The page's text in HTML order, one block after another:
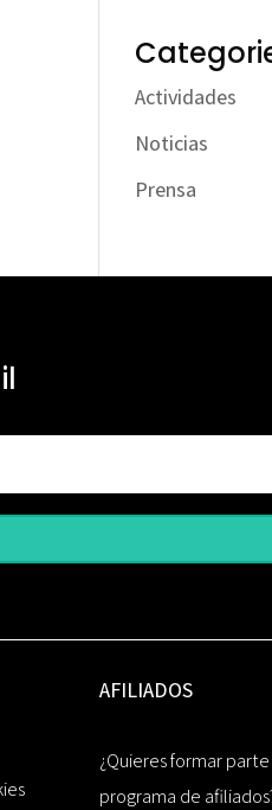
Actividades
Noticias
Prensa
AFILIADOS
¿Quieres formar
programa de